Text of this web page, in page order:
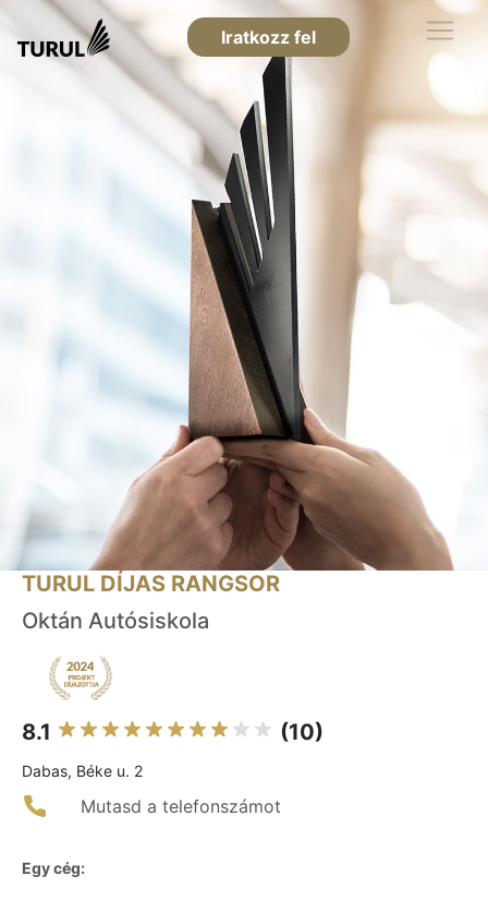
Iratkozz fel
TURUL DÍJAS RANGSOR
Oktán Autósiskola
8.1 (10)
Dabas, Béke u. 2
Mutasd a telefonszámot
Egy cég: